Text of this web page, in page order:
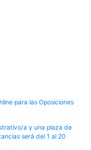
para las Oposiciones
a y una plaza de
será del 1 al 20